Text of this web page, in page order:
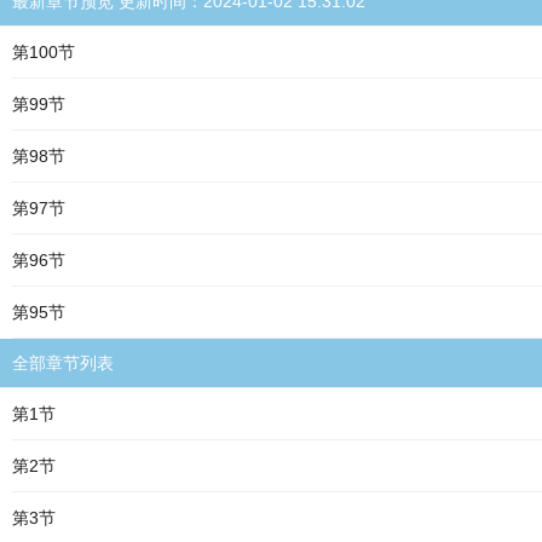
第100节
第99节
第98节
第97节
第96节
第95节
全部章节列表
第1节
第2节
第3节